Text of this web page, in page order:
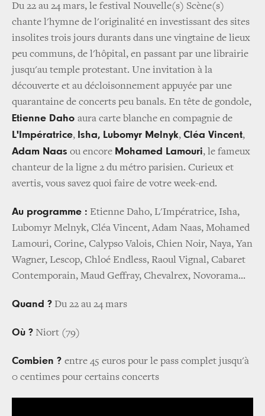
Du 22 au 24 mars, le festival Nouvelle(s) Scène(s)
chante l'hymne de l'originalité en investissant des sites
insolites trois jours durants dans une vingtaine de lieux
peu communs, de l'hôpital, en passant par une librairie
jusqu'au temple protestant. Une invitation à la
découverte et au décloisonnement appuyée par une
quarantaine de concerts peu banals. En tête de gondole,
Etienne Daho aura carte blanche en compagnie de
L'Impératrice, Isha, Lubomyr Melnyk, Cléa Vincent,
Adam Naas ou encore Mohamed Lamouri, le fameux
chanteur de la ligne 2 du métro parisien. Curieux et
avertis, vous savez quoi faire de votre week-end.
Au programme : Etienne Daho, L'Impératrice, Isha,
Lubomyr Melnyk, Cléa Vincent, Adam Naas, Mohamed
Lamouri, Corine, Calypso Valois, Chien Noir, Naya, Yan
Wagner, Lescop, Chloé Endless, Raoul Vignal, Cabaret
Contemporain, Maud Geffray, Chevalrex, Novorama...
Quand ? Du 22 au 24 mars
Où ? Niort (79)
Combien ? entre 45 euros pour le pass complet jusqu'à
0 centimes pour certains concerts